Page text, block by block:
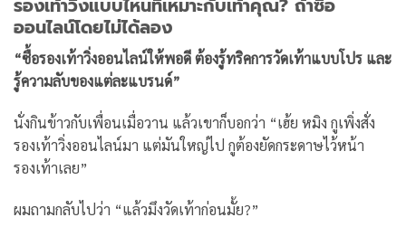
รองเท้าวิ่งแบบไหนที่เหมาะกับเท้าคุณ? ถ้าซื้อ
ออนไลน์โดยไม่ได้ลอง
“ซื้อรองเท้าวิ่งออนไลน์ให้พอดี ต้องรู้ทริคการวัดเท้าแบบโปร และ
รู้ความลับของแต่ละแบรนด์”
นั่งกินข้าวกับเพื่อนเมื่อวาน แล้วเขาก็บอกว่า “เฮ้ย หมิง กูเพิ่งสั่ง
รองเท้าวิ่งออนไลน์มา แต่มันใหญ่ไป กูต้องยัดกระดาษไว้หน้า
รองเท้าเลย”
ผมถามกลับไปว่า “แล้วมึงวัดเท้าก่อนมั้ย?”